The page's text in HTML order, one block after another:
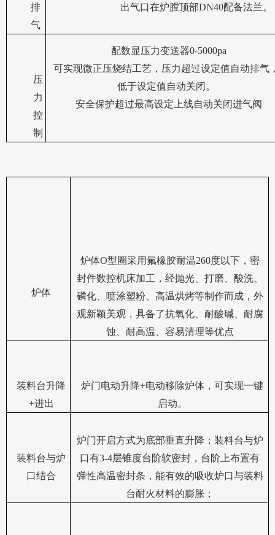
排
气
出气口在炉膛顶部DN40配备法兰。
压
力
控
制
配数显压力变送器0-5000pa
可实现微正压烧结工艺，压力超过设定值自动排气
低于设定值自动关闭。
安全保护超过最高设定上线自动关闭进气阀
炉体
炉体O型圈采用氟橡胶耐温260度以下，密
封件数控机床加工，经抛光、打磨、酸洗、
磷化、喷涂塑粉、高温烘烤等制作而成，外
观新颖美观，具备了抗氧化、耐酸碱、耐腐
蚀、耐高温、容易清理等优点
装料台升降
+进出
炉门电动升降+电动移除炉体，可实现一键
启动。
装料台与炉
口结合
炉门开启方式为底部垂直升降；装料台与炉
口有3-4层锥度台阶软密封，台阶上布置有
弹性高温密封条，能有效的吸收炉口与装料
台耐火材料的膨胀；